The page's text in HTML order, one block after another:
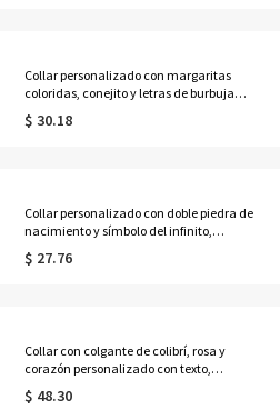
Collar personalizado con margaritas
coloridas, conejito y letras de burbuja
con nombre, delicada joyería de
amistad, regalo de
$ 30.18
Collar personalizado con doble piedra de
nacimiento y símbolo del infinito,
colgante delicado de plata de ley 925,
joya conmemorativa con significado,
$ 27.76
Collar con colgante de colibrí, rosa y
corazón personalizado con texto,
colgante de cristal azul, joyería
conmemorativa, regalo de condolencia
$ 48.30